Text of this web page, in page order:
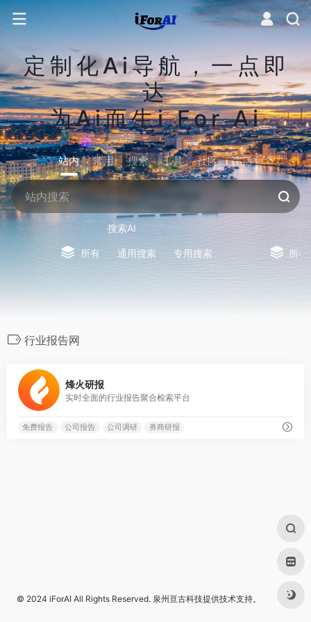
定制化Ai导航，一点即
达
为Ai而生i For Ai
站内 常用 搜索 工具 社区 生活
搜索AI
所有 通用搜索 专用搜索 所有
行业报告网
烽火研报
实时全面的行业报告聚合检索平台
免费报告 公司报告 公司调研 券商研报
© 2024 iForAI All Rights Reserved. 泉州亘古科技提供技术支持。